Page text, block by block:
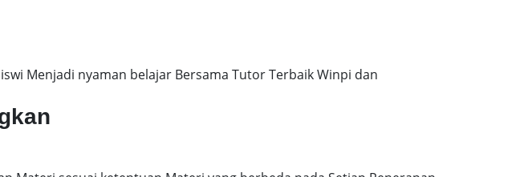
Menjadi nyaman belajar Bersama Tutor Terbaik Winpi dan